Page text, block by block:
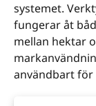
systemet.
fungerar åt
mellan hektar
användbart